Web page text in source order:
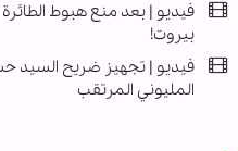
فيديو | بعد منع هبوط
بيروت!
فيديو | تجهيز ضريح السيد
المليوني المرتقب